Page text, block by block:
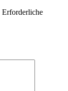
Erforderliche